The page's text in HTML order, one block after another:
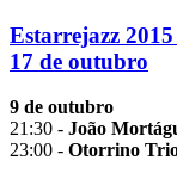
Estarrejazz
17 de outubro
9 de outubro
21:30 - João
23:00 - Otorrino